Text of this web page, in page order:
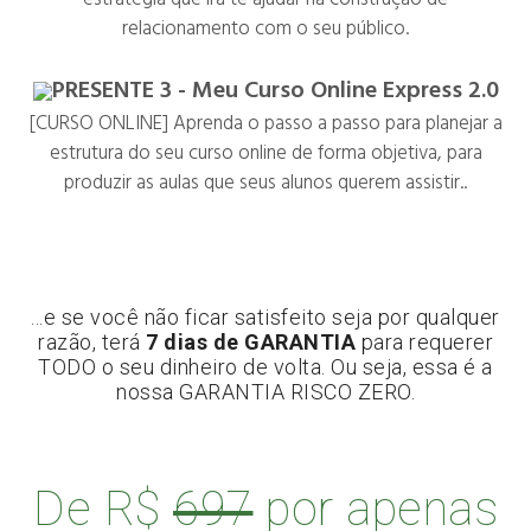
relacionamento com o seu público.
PRESENTE 3 - Meu Curso Online Express 2.0
[CURSO ONLINE] Aprenda o passo a passo para planejar a
estrutura do seu curso online de forma objetiva, para
produzir as aulas que seus alunos querem assistir..
...e se você não ficar satisfeito seja por qualquer
razão, terá 7 dias de GARANTIA para requerer
TODO o seu dinheiro de volta. Ou seja, essa é a
nossa GARANTIA RISCO ZERO.
De R$ 697por apenas